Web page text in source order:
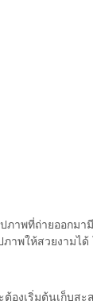
ปภาพที่ถ่ายออก
าพให้สวยงาม
องเริ่มต้นเก็บส